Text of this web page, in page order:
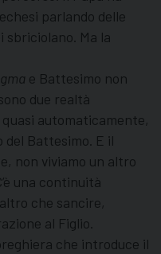
parlando delle
sbriciolano. Ma la
e Battesimo non
due realtà
automaticamente,
Battesimo. E il
non viviamo un altro
una continuità
che sancire,
al Figlio.
che introduce il